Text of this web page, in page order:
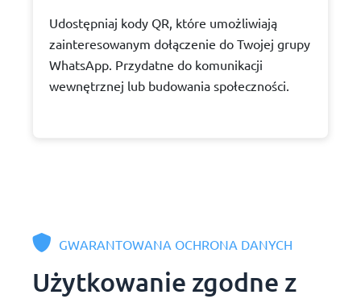
Udostępniaj kody QR, które umożliwiają
zainteresowanym dołączenie do Twojej grupy
WhatsApp. Przydatne do komunikacji
wewnętrznej lub budowania społeczności.
GWARANTOWANA OCHRONA DANYCH
Użytkowanie zgodne z